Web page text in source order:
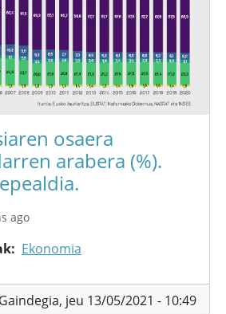
osaera
arabera (%).
ago
Ekonomia
Gaindegia, jeu 13/05/2021 - 10:49